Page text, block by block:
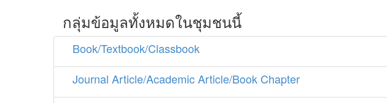
กลุ่มข้อมูลทั้งหมดในชุมชนนี้
Book/Textbook/Classbook
Journal Article/Academic Article/Book Chapter